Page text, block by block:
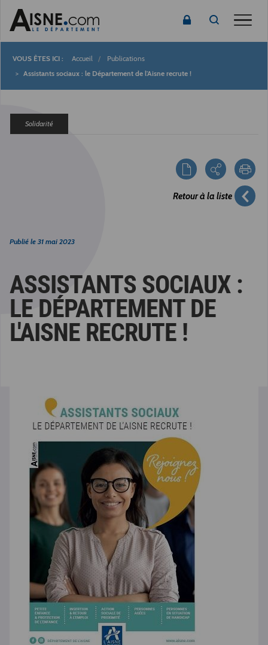
Fil
Accueil
Publications
Assistants sociaux : le Département de l'Aisne recrute !
Solidarité
Retour à la liste
Publié le 31 mai 2023
ASSISTANTS SOCIAUX :
LE DÉPARTEMENT DE
L'AISNE RECRUTE !